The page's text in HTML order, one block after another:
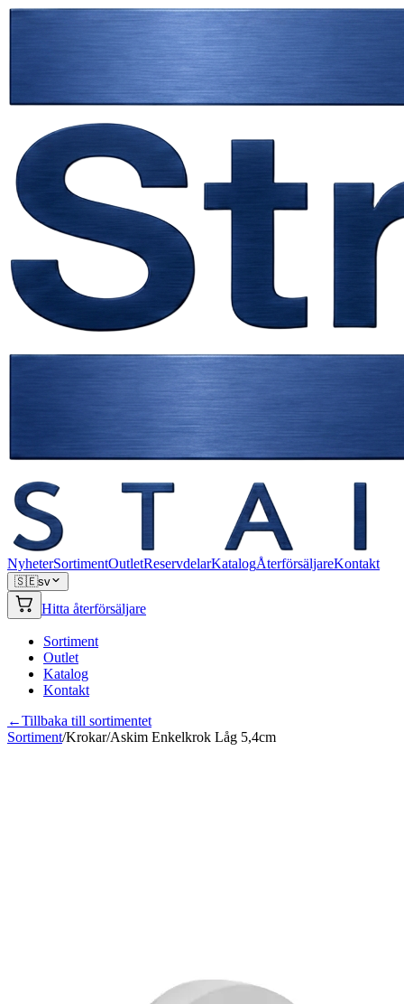
NyheterSortimentOutletReservdelarKatalogÅterförsäljareKontakt
🇸🇪sv
Hitta återförsäljare
Sortiment
Outlet
Katalog
Kontakt
←Tillbaka till sortimentet
Sortiment/Krokar/Askim Enkelkrok Låg 5,4cm